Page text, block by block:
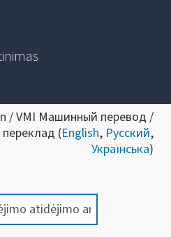
/ VMI Машинный перевод /
(English, Русский,
Українська)